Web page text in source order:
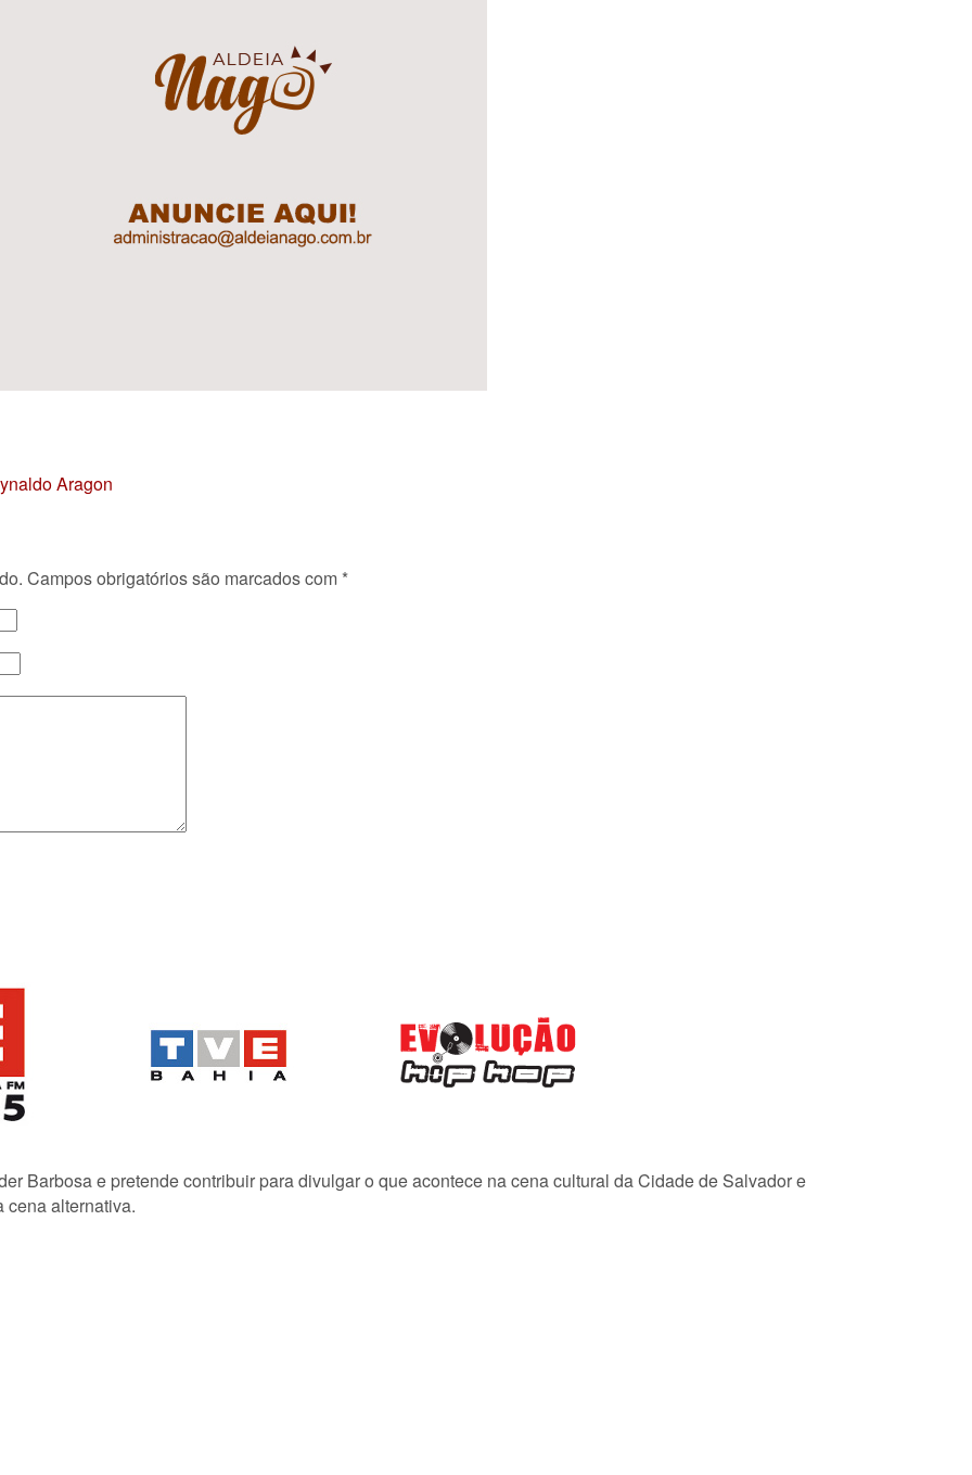
Aragon
Campos obrigatórios são marcados com *
Barbosa e pretende contribuir para divulgar o que acontece na cena cultural da Cidade de Salvador e
cena alternativa.